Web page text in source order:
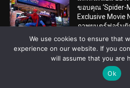
ขอบคุณ ‘Spider-
Exclusive Movie
ภาพยนตร์ฟอร์มยั
สิงหาคม 7, 2026
ทัพนักบิด “ฮอนด้า
ฉากร้อนแรง! “ชิ
ARRC สนาม 4 ที่
We use cookies to ensure that
experience on our website. If you
will assume that you are
Ok